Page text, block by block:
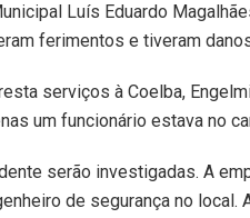
Luís Eduardo
ferimentos e tiveram
serviços à Coelba,
um funcionário estava no
serão investigadas. A
de segurança no